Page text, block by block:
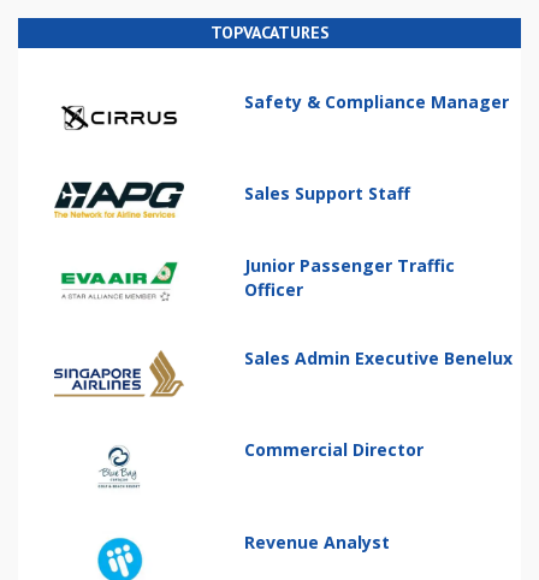
TOPVACATURES
Safety & Compliance Manager
Sales Support Staff
Junior Passenger Traffic
Officer
Sales Admin Executive Benelux
Commercial Director
Revenue Analyst